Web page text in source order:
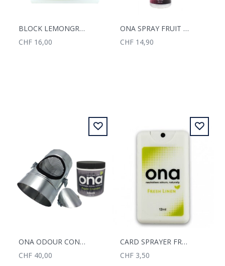
BLOCK LEMONGRASS 170G
CHF 16,00
ONA SPRAY FRUIT FUSION 250G
CHF 14,90
ONA ODOUR CONTROL DUCT 200MM
CHF 40,00
CARD SPRAYER FRESH LINEN 12ML
CHF 3,50